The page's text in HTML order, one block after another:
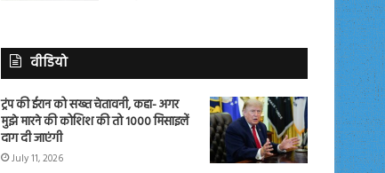
वीडियो
ट्रंप की ईरान को सख्त चेतावनी, कहा- अगर
मुझे मारने की कोशिश की तो 1000 मिसाइलें
दाग दी जाएंगी
July 11, 2026